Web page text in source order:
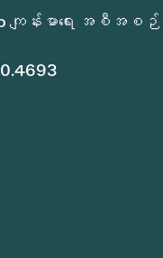
ကျန်းမာရေး အစီအစဉ်